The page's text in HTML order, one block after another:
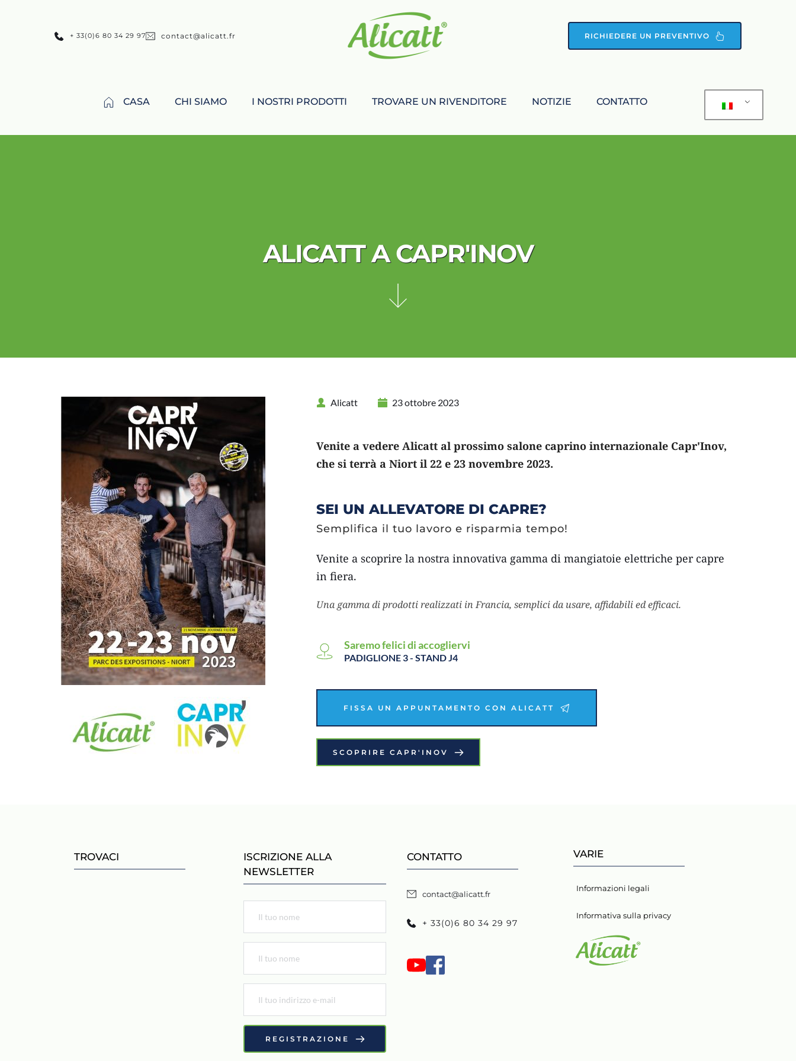
+ 33(0)6 80 34 29 97 contact@alicatt.fr RICHIEDERE UN PREVENTIVO
CASA CHI SIAMO I NOSTRI PRODOTTI TROVARE UN RIVENDITORE NOTIZIE CONTATTO
ALICATT A CAPR'INOV
Alicatt 23 ottobre 2023
Venite a vedere Alicatt al prossimo salone caprino internazionale Capr'Inov,
che si terrà a Niort il 22 e 23 novembre 2023.
SEI UN ALLEVATORE DI CAPRE?
Semplifica il tuo lavoro e risparmia tempo!
Venite a scoprire la nostra innovativa gamma di mangiatoie elettriche per capre
in fiera.
Una gamma di prodotti realizzati in Francia, semplici da usare, affidabili ed efficaci.
Saremo felici di accogliervi
PADIGLIONE 3 - STAND J4
FISSA UN APPUNTAMENTO CON ALICATT
SCOPRIRE CAPR'INOV
TROVACI
ISCRIZIONE ALLA
NEWSLETTER
REGISTRAZIONE
CONTATTO
contact@alicatt.fr
+ 33(0)6 80 34 29 97
VARIE
Informazioni legali
Informativa sulla privacy